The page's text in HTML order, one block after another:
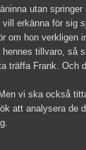
utan springer
erkänna för sig
om hon verkligen
tillvaro, så
träffa Frank. Och
vi ska också
att analysera de